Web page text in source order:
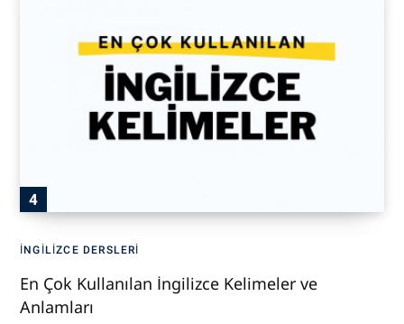
İNGILIZCE DERSLERI
En Çok Kullanılan İngilizce Kelimeler ve
Anlamları